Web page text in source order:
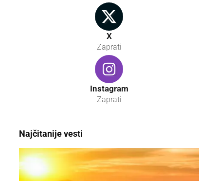
X
Zaprati
Instagram
Zaprati
Najčitanije vesti